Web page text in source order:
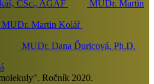
CSc., AGAF MUDr. Martin
MUDr. Martin Kolář
MUDr. Dana Ďuricová, Ph.D.
Ročník 2020.